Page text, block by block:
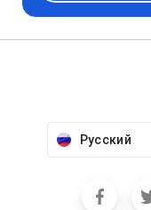
Русский